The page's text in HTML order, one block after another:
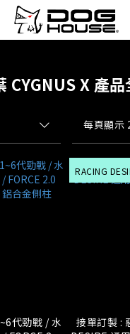
CYGNUS X 產
每頁顯示
代勁戰 / 水
RACING
接單訂製 :